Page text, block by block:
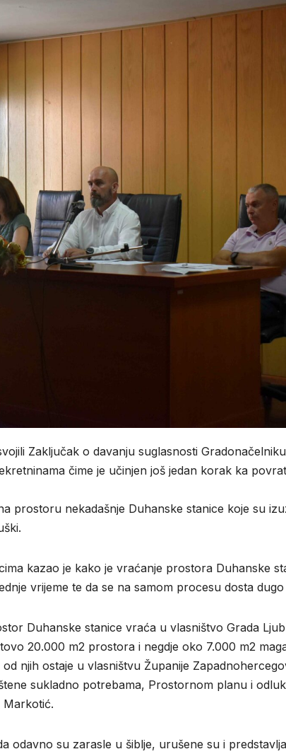
Zaključak o davanju suglasnosti
čime je učinjen još jedan korak ka
prostoru nekadašnje Duhanske stanice koje su
kazao je kako je vraćanje prostora Duhanske
vrijeme te da se na samom procesu dosta
Duhanske stanice vraća u vlasništvo Grada
20.000 m2 prostora i negdje oko 7.000 m2
njih ostaje u vlasništvu Županije
sukladno potrebama, Prostornom planu i
Markotić.
odavno su zarasle u šiblje, urušene su i